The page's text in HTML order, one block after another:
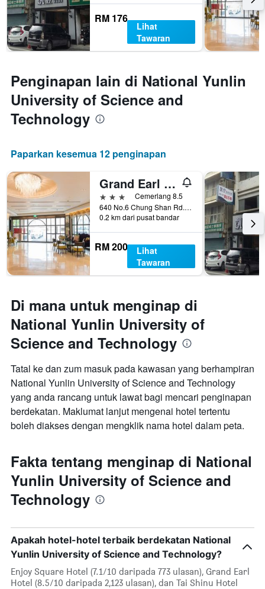
RM 176
Lihat
Tawaran
Penginapan lain di National Yunlin
University of Science and
Technology
Paparkan kesemua 12 penginapan
Grand Earl Hotel
3 bintangCemerlang 8.5
640 No.6 Chung Shan Rd., Douliu City, Taiwan
0.2 km dari pusat bandar
RM 200
Lihat
Tawaran
Di mana untuk menginap di
National Yunlin University of
Science and Technology
Tatal ke dan zum masuk pada kawasan yang berhampiran
National Yunlin University of Science and Technology
yang anda rancang untuk lawat bagi mencari penginapan
berdekatan. Maklumat lanjut mengenai hotel tertentu
boleh diakses dengan mengklik nama hotel dalam peta.
Fakta tentang menginap di National
Yunlin University of Science and
Technology
Apakah hotel-hotel terbaik berdekatan National
Yunlin University of Science and Technology?
Enjoy Square Hotel (7.1/10 daripada 773 ulasan), Grand Earl
Hotel (8.5/10 daripada 2,123 ulasan), dan Tai Shinu Hotel